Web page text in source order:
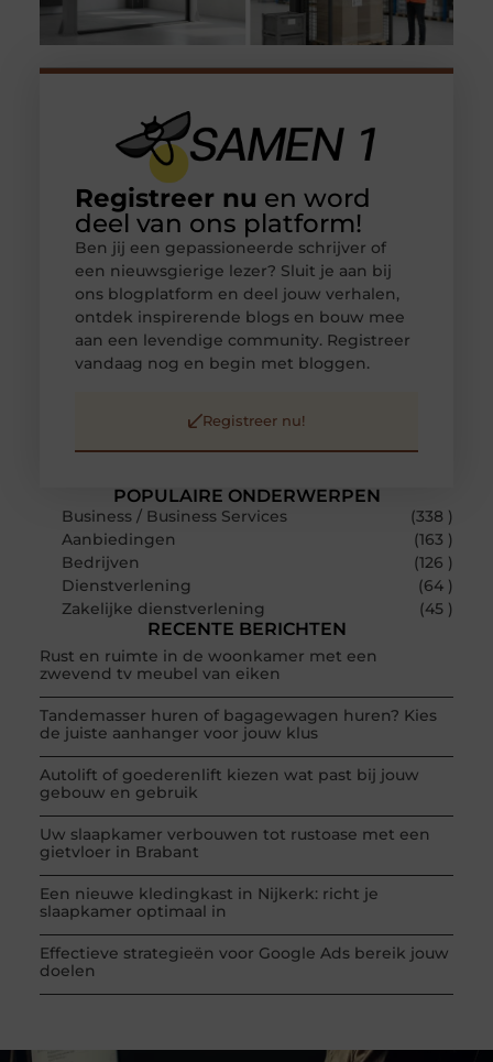
POPULAIRE ONDERWERPEN
Business / Business Services
(338 )
Aanbiedingen
(163 )
Bedrijven
(126 )
Dienstverlening
(64 )
Zakelijke dienstverlening
(45 )
RECENTE BERICHTEN
Rust en ruimte in de woonkamer met een
zwevend tv meubel van eiken
Tandemasser huren of bagagewagen huren? Kies
de juiste aanhanger voor jouw klus
Autolift of goederenlift kiezen wat past bij jouw
gebouw en gebruik
Uw slaapkamer verbouwen tot rustoase met een
gietvloer in Brabant
Een nieuwe kledingkast in Nijkerk: richt je
slaapkamer optimaal in
Effectieve strategieën voor Google Ads bereik jouw
doelen
Registreer nu en word
deel van ons platform!
Ben jij een gepassioneerde schrijver of
een nieuwsgierige lezer? Sluit je aan bij
ons blogplatform en deel jouw verhalen,
ontdek inspirerende blogs en bouw mee
aan een levendige community. Registreer
vandaag nog en begin met bloggen.
Registreer nu!